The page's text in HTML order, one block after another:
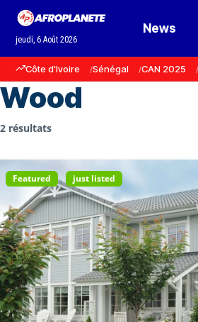
jeudi, 6 Août 2026
News
Côte d'Ivoire Sénégal CAN 2025
Wood
2 résultats
Featured just listed